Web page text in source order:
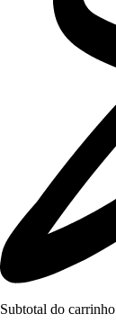
Subtotal do carrinho